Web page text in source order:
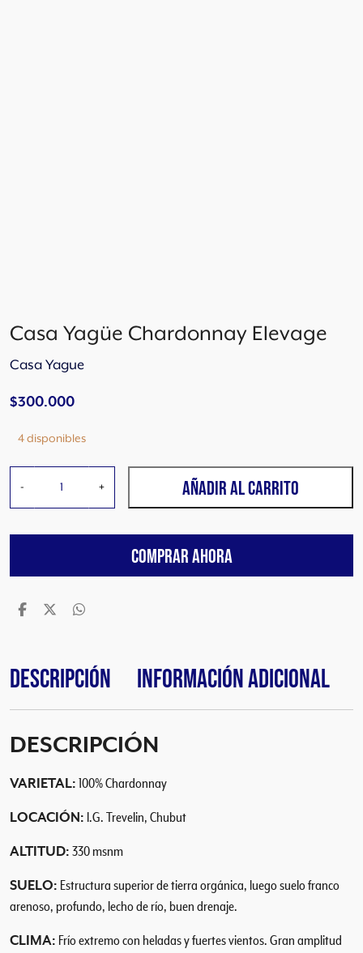
Casa Yagüe Chardonnay Elevage
Casa Yague
$300.000
4 disponibles
-
a
h
a
r
o
n
y
E
e
v
g
+ AÑADIR AL CARRITO
COMPRAR AHORA
Descripción Información adicional
DESCRIPCIÓN
VARIETAL: 100% Chardonnay
LOCACIÓN: I.G. Trevelin, Chubut
ALTITUD: 330 msnm
SUELO: Estructura superior de tierra orgánica, luego suelo franco
arenoso, profundo, lecho de río, buen drenaje.
CLIMA: Frío extremo con heladas y fuertes vientos. Gran amplitud